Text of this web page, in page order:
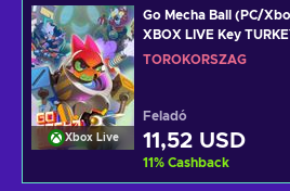
Xbox Live
Go Mecha Ball (PC/
XBOX LIVE Key
TÖRÖKORSZÁG
Feladó
11,52 USD
11% Cashback